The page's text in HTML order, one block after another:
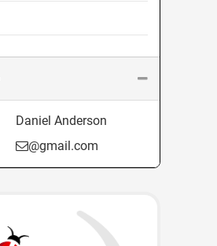
Daniel Anderson
@gmail.com